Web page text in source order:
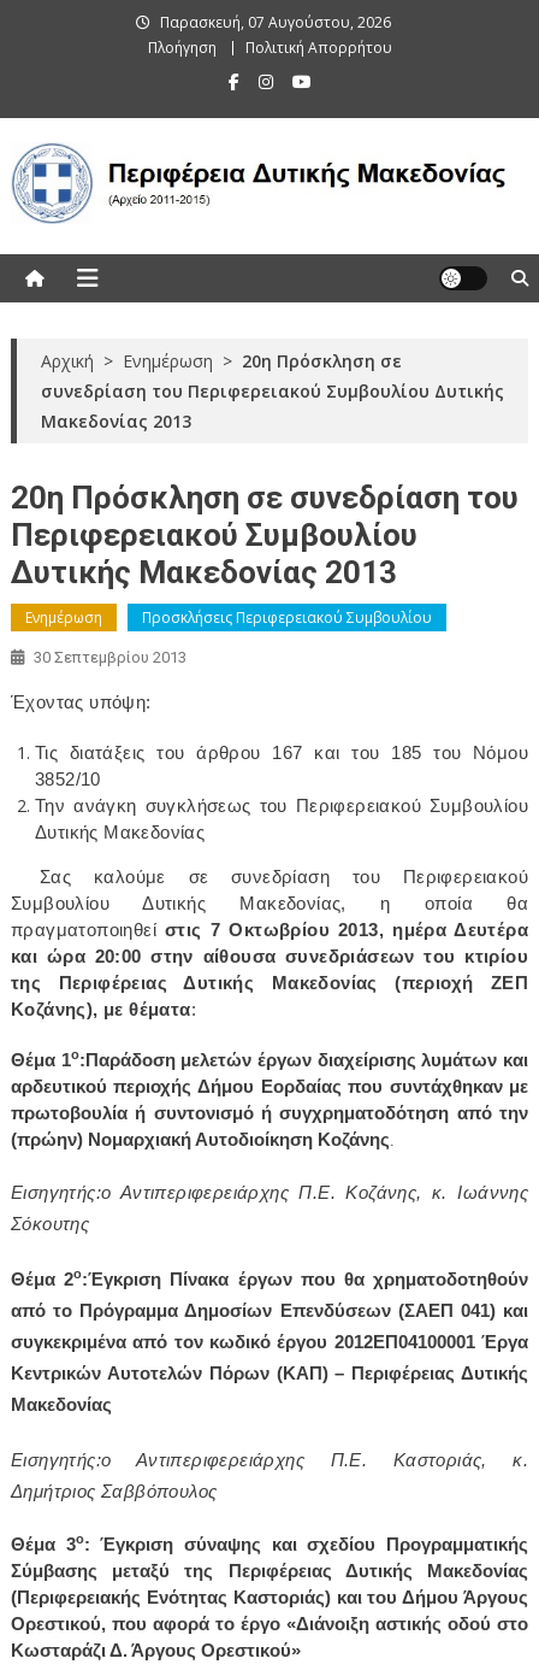
Παρασκευή, 07 Αυγούστου, 2026
Πλοήγηση
Πολιτική Απορρήτου
Αρχική > Ενημέρωση > 20η Πρόσκληση σε
συνεδρίαση του Περιφερειακού Συμβουλίου Δυτικής
Μακεδονίας 2013
20η Πρόσκληση σε συνεδρίαση του
Περιφερειακού Συμβουλίου
Δυτικής Μακεδονίας 2013
Ενημέρωση Προσκλήσεις Περιφερειακού Συμβουλίου
30 Σεπτεμβρίου 2013
Έχοντας υπόψη:
Τις διατάξεις του άρθρου 167 και του 185 του Νόμου
3852/10
Την ανάγκη συγκλήσεως του Περιφερειακού Συμβουλίου
Δυτικής Μακεδονίας
Σας καλούμε σε συνεδρίαση του Περιφερειακού
Συμβουλίου Δυτικής Μακεδονίας, η οποία θα
πραγματοποιηθείστις 7 Οκτωβρίου 2013, ημέρα Δευτέρα
και ώρα 20:00 στην αίθουσα συνεδριάσεων του κτιρίου
της Περιφέρειας Δυτικής Μακεδονίας (περιοχή ΖΕΠ
Κοζάνης), με θέματα:
Θέμα 1ο: Παράδοση μελετών έργων διαχείρισης λυμάτων και
αρδευτικού περιοχής Δήμου Εορδαίας που συντάχθηκαν με
πρωτοβουλία ή συντονισμό ή συγχρηματοδότηση από την
(πρώην) Νομαρχιακή Αυτοδιοίκηση Κοζάνης.
Εισηγητής:ο Αντιπεριφερειάρχης Π.Ε. Κοζάνης, κ. Ιωάννης
Σόκουτης
Θέμα 2ο:Έγκριση Πίνακα έργων που θα χρηματοδοτηθούν
από το Πρόγραμμα Δημοσίων Επενδύσεων (ΣΑΕΠ 041) και
συγκεκριμένα από τον κωδικό έργου 2012ΕΠ04100001 Έργα
Κεντρικών Αυτοτελών Πόρων (ΚΑΠ) – Περιφέρειας Δυτικής
Μακεδονίας
Εισηγητής:ο Αντιπεριφερειάρχης Π.Ε. Καστοριάς, κ.
Δημήτριος Σαββόπουλος
Θέμα 3ο:Έγκριση σύναψης και σχεδίου Προγραμματικής
Σύμβασης μεταξύ της Περιφέρειας Δυτικής Μακεδονίας
(Περιφερειακής Ενότητας Καστοριάς) και του Δήμου Άργους
Ορεστικού, που αφορά το έργο «Διάνοιξη αστικής οδού στο
Κωσταράζι Δ. Άργους Ορεστικού»